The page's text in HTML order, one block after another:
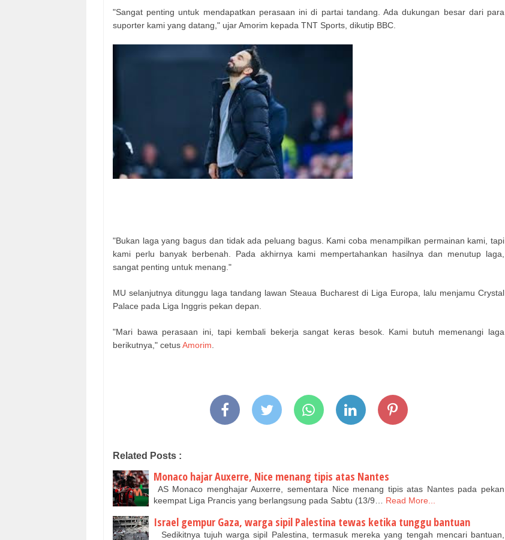
"Sangat penting untuk mendapatkan perasaan ini di partai tandang. Ada dukungan besar dari para
suporter kami yang datang," ujar Amorim kepada TNT Sports, dikutip BBC.
"Bukan laga yang bagus dan tidak ada peluang bagus. Kami coba menampilkan permainan kami, tapi
kami perlu banyak berbenah. Pada akhirnya kami mempertahankan hasilnya dan menutup laga,
sangat penting untuk menang."
MU selanjutnya ditunggu laga tandang lawan Steaua Bucharest di Liga Europa, lalu menjamu Crystal
Palace pada Liga Inggris pekan depan.
"Mari bawa perasaan ini, tapi kembali bekerja sangat keras besok. Kami butuh memenangi laga
berikutnya," cetusAmorim.
Related Posts :
Monaco hajar Auxerre, Nice menang tipis atas Nantes
AS Monaco menghajar Auxerre, sementara Nice menang tipis atas Nantes pada pekan
keempat Liga Prancis yang berlangsung pada Sabtu (13/9… Read More...
Israel gempur Gaza, warga sipil Palestina tewas ketika tunggu bantuan
Sedikitnya tujuh warga sipil Palestina, termasuk mereka yang tengah mencari bantuan,